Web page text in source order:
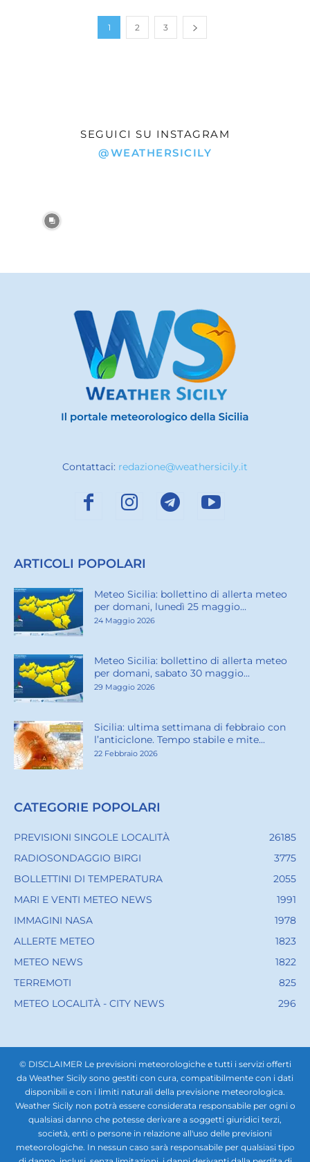
1 2 3
SEGUICI SU INSTAGRAM
@WEATHERSICILY
Contattaci: redazione@weathersicily.it
ARTICOLI POPOLARI
Meteo Sicilia: bollettino di allerta meteo
per domani, lunedì 25 maggio...
24 Maggio 2026
Meteo Sicilia: bollettino di allerta meteo
per domani, sabato 30 maggio...
29 Maggio 2026
Sicilia: ultima settimana di febbraio con
l’anticiclone. Tempo stabile e mite...
22 Febbraio 2026
CATEGORIE POPOLARI
PREVISIONI SINGOLE LOCALITÀ
26185
RADIOSONDAGGIO BIRGI
3775
BOLLETTINI DI TEMPERATURA
2055
MARI E VENTI METEO NEWS
1991
IMMAGINI NASA
1978
ALLERTE METEO
1823
METEO NEWS
1822
TERREMOTI
825
METEO LOCALITÀ - CITY NEWS
296
© DISCLAIMER Le previsioni meteorologiche e tutti i servizi offerti
da Weather Sicily sono gestiti con cura, compatibilmente con i dati
disponibili e con i limiti naturali della previsione meteorologica.
Weather Sicily non potrà essere considerata responsabile per ogni o
qualsiasi danno che potesse derivare a soggetti giuridici terzi,
società, enti o persone in relazione all'uso delle previsioni
meteorologiche. In nessun caso sarà responsabile per qualsiasi tipo